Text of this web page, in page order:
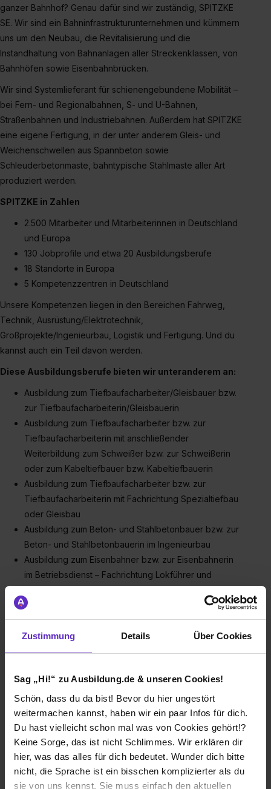
Zustimmung Details Über Cookies
Sag „Hi!“ zu Ausbildung.de & unseren Cookies!
Schön, dass du da bist! Bevor du hier ungestört
weitermachen kannst, haben wir ein paar Infos für dich.
Du hast vielleicht schon mal was von Cookies gehört!?
Keine Sorge, das ist nicht Schlimmes. Wir erklären dir
hier, was das alles für dich bedeutet. Wunder dich bitte
nicht, die Sprache ist ein bisschen komplizierter als du
sie von uns kennst. Sie muss einfach den aktuellen
ganzer Bahnhof? Genau dafür sind wir zuständig, SPITZKE
SE. Wir sind ein Bahninfrastrukturunternehmen und kümmern
uns um den Neubau, die Revitalisierung und die
Instandhaltung von Bahnanlagen aller Streckenklassen, von
Bahnhöfen sowie Eisenbahnbrücken.
Wir sind Systemlieferant für schienengebundene Mobilität –
bei Fern- und Regionalbahnen, S- und U-Bahnen,
Straßenbahnen und Industriebahnen. Außerdem hat SPITZKE
eine eigene Fertigung, in der unter anderem Gleis- und
Weichenschwellen aus Spannbeton sowie
Schleuderbetonmaste, bahntypische Stahlmaste aller Art
produziert werden.
SPITZKE in Zahlen
2.500 Mitarbeiter und Mitarbeiterinnen in Deutschland
und Europa
130 Jobprofile und etwa 20 Ausbildungsberufe
18 Standorte in Europa
5 Kompetenzzentren in Deutschland
Unsere Kompetenzen liegen in den Bereichen Fahrweg,
Technik, Ausrüstung/Elektrotechnik,
Großprojekte/Ingenieurbau, Logistik und Fertigung. Und du
kannst auch ein Teil davon werden.
Diese Ausbildungsberufe bieten wir unteranderem an:
Ausbildung zum Tiefbaufacharbeiter/Gleisbauer bzw.
zur Tiefbaufacharbeiterin/Gleisbauerin
Ausbildung zum Tiefbaufacharbeiter bzw. zur
Tiefbaufacharbeiterin mit anschließender
Weiterbildung zum Schweißer bzw. zur Schweißerin
oder zum Kabeltiefbauer bzw. Kabeltiefbauerin
Ausbildung zum Tiefbaufacharbeiter bzw. zur
Tiefbaufacharbeiterin mit Fachrichtung Spezialtiefbau
oder Gleisbau
Ausbildung zum Beton- und Stahlbetonbauer bzw. zur
Beton- und Stahlbetonbauerin im Ingenieurbau
Ausbildung zum Eisenbahner bzw. zur Eisenbahnerin
im Betriebsdienst – Fachrichtung Lokführer und
Ausbildung zum Baugeräteführer bzw. zur
Baugeräteführerin für Rammen, Baumaschinen,
Gleisbaumaschinen oder Zweiwegebagger
Ausbildung zum Elektroanlagenmonteur bzw. zur
Ausbildung zur Fachkraft für Metalltechnik, möglich mit
Fachrichtung Konstruktionstechnik
Ausbildung zum Land- und
Baumaschinenmechatroniker bzw. zur Land- und
Baumaschinenmechatronikerin
Ausbildung zum Verfahrensmechaniker bzw. zur
Verfahrensmechanikerin für Beschichtungstechnik